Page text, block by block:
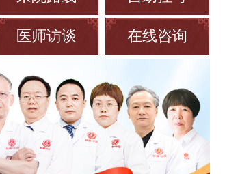
医师访谈 在线咨询